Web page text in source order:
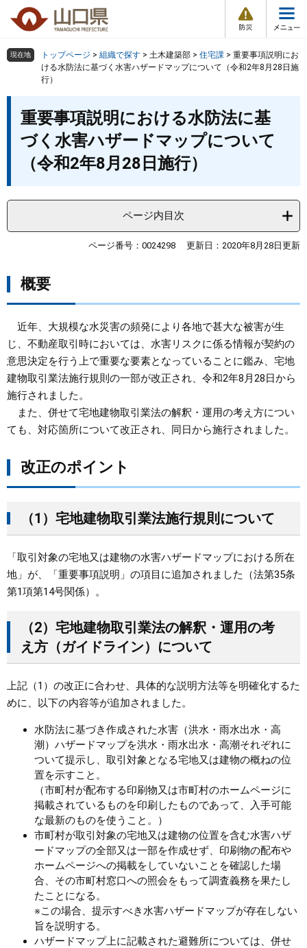
の
で
ー
ば
情
報
メ
ュ
組織で探す
トップページ
まちづくり
県政情報
検索の仕方 組織で探す サイトマップで探す
現在地 トップページ > 組織で探す > 土木建築部 > 住宅課 > 重要事項説明にお
ける水防法に基づく水害ハザードマップについて（令和2年8月28日施
行）
重要事項説明における水防法に基
づく水害ハザードマップについて
（令和2年8月28日施行）
ページ内目次
ページ番号：0024298 更新日：2020年8月28日更新
概要
近年、大規模な水災害の頻発により各地で甚大な被害が生
じ、不動産取引時においては、水害リスクに係る情報が契約の
意思決定を行う上で重要な要素となっていることに鑑み、宅地
建物取引業法施行規則の一部が改正され、令和2年8月28日から
施行されました。
また、併せて宅地建物取引業法の解釈・運用の考え方につい
ても、対応箇所について改正され、同日から施行されました。
改正のポイント
（1）宅地建物取引業法施行規則について
「取引対象の宅地又は建物の水害ハザードマップにおける所在
地」が、「重要事項説明」の項目に追加されました（法第35条
第1項第14号関係）。
（2）宅地建物取引業法の解釈・運用の考
え方（ガイドライン）について
上記（1）の改正に合わせ、具体的な説明方法等を明確化するた
めに、以下の内容等が追加されました。
水防法に基づき作成された水害（洪水・雨水出水・高
潮）ハザードマップを洪水・雨水出水・高潮それぞれに
ついて提示し、取引対象となる宅地又は建物の概ねの位
置を示すこと。
（市町村が配布する印刷物又は市町村のホームページに
掲載されているものを印刷したものであって、入手可能
な最新のものを使うこと。）
市町村が取引対象の宅地又は建物の位置を含む水害ハザ
ードマップの全部又は一部を作成せず、印刷物の配布や
ホームページへの掲載をしていないことを確認した場
合、その市町村窓口への照会をもって調査義務を果たし
たことになる。
※この場合、提示すべき水害ハザードマップが存在しない
旨を説明する。
ハザードマップ上に記載された避難所については、併せ